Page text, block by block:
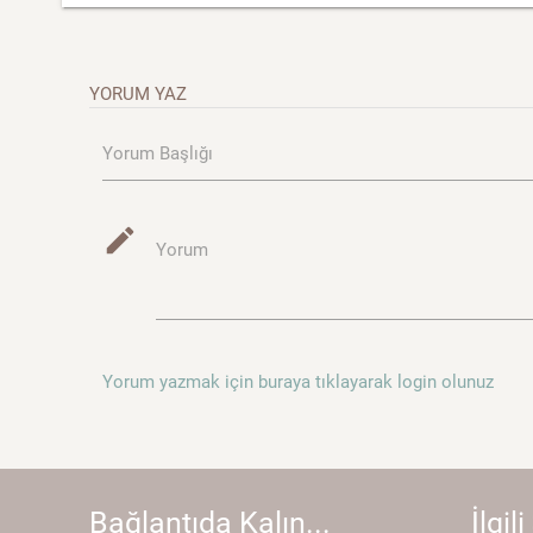
YORUM YAZ
Yorum Başlığı
mode_edit Yorum
Yorum yazmak için buraya tıklayarak login olunuz
Bağlantıda Kalın... İlgili